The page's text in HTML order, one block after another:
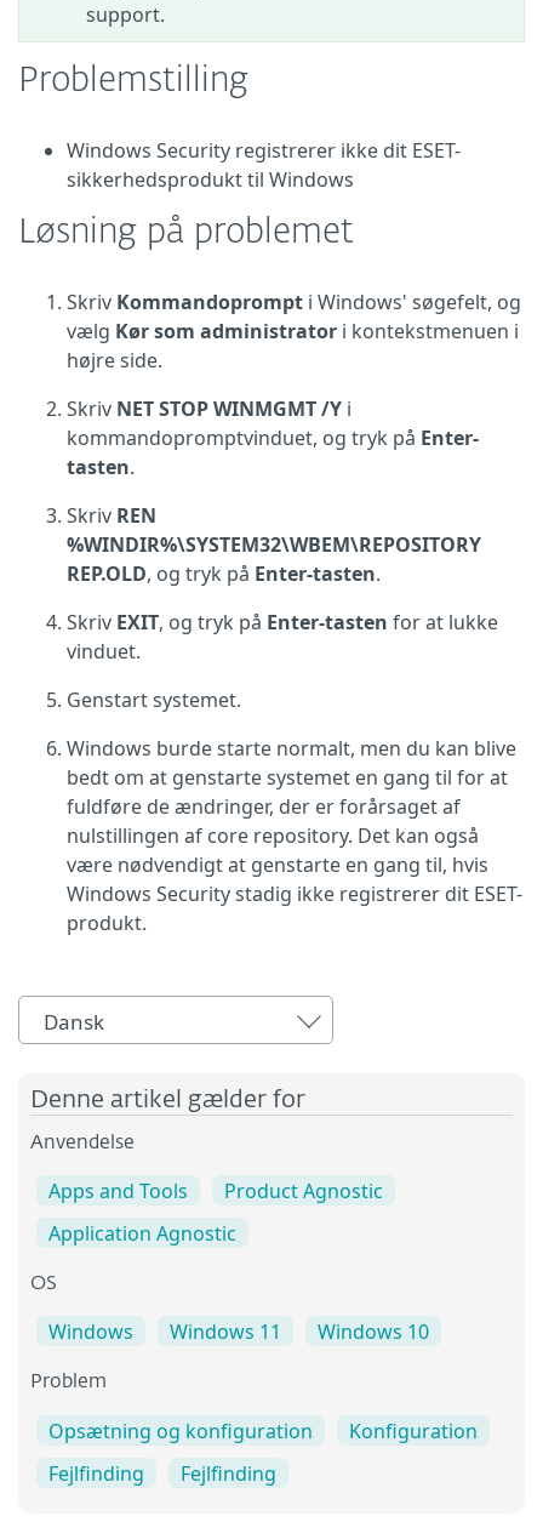
support.
Problemstilling
Windows Security registrerer ikke dit ESET-
sikkerhedsprodukt til Windows
Løsning på problemet
Skriv Kommandoprompt i Windows' søgefelt, og
vælg Kør som administrator i kontekstmenuen i
højre side.
Skriv NET STOP WINMGMT /Y i
kommandopromptvinduet, og tryk på Enter-
tasten.
Skriv REN
%WINDIR%\SYSTEM32\WBEM\REPOSITORY
REP.OLD, og tryk på Enter-tasten.
Skriv EXIT, og tryk på Enter-tasten for at lukke
vinduet.
Genstart systemet.
Windows burde starte normalt, men du kan blive
bedt om at genstarte systemet en gang til for at
fuldføre de ændringer, der er forårsaget af
nulstillingen af core repository. Det kan også
være nødvendigt at genstarte en gang til, hvis
Windows Security stadig ikke registrerer dit ESET-
produkt.
Dansk
Denne artikel gælder for
Anvendelse
Apps and Tools
Product Agnostic
Application Agnostic
OS
Windows Windows 11 Windows 10
Problem
Opsætning og konfiguration
Konfiguration
Fejlfinding
Fejlfinding